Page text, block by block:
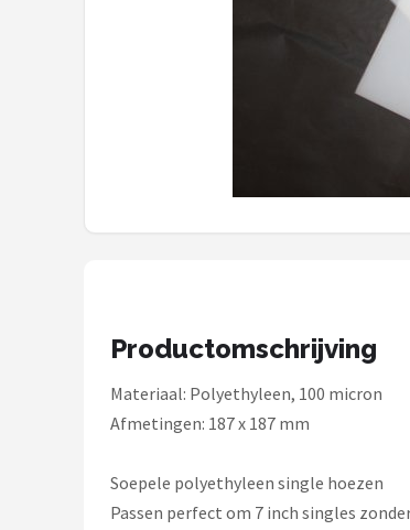
Teufel
AquaSound
Productomschrijving
Materiaal: Polyethyleen, 100 micron
Afmetingen: 187 x 187 mm
Soepele polyethyleen single hoezen
Passen perfect om 7 inch singles